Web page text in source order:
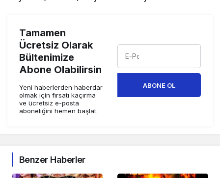
Tamamen
Ücretsiz Olarak
Bültenimize
Abone Olabilirsin
Yeni haberlerden haberdar
olmak için fırsatı kaçırma
ve ücretsiz e-posta
aboneliğini hemen başlat.
ABONE OL
Benzer Haberler